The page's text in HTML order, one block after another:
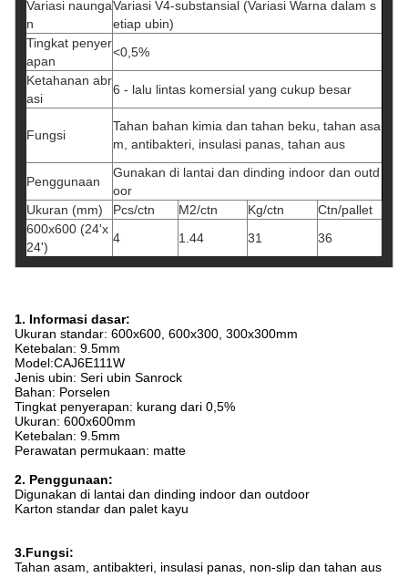
Variasi naunga
n
Variasi V4-substansial (Variasi Warna dalam s
etiap ubin)
Tingkat penyer
apan
<0,5%
Ketahanan abr
asi
6 - lalu lintas komersial yang cukup besar
Fungsi
Tahan bahan kimia dan tahan beku, tahan asa
m, antibakteri, insulasi panas, tahan aus
Penggunaan
Gunakan di lantai dan dinding indoor dan outd
oor
Ukuran (mm)
Pcs/ctn M2/ctn Kg/ctn
Ctn/pallet
600x600 (24'x
24')
4 1.44 31 36
1. Informasi dasar:
Ukuran standar: 600x600, 600x300, 300x300mm
Ketebalan: 9.5mm
Model:CAJ6E111W
Jenis ubin: Seri ubin Sanrock
Bahan: Porselen
Tingkat penyerapan: kurang dari 0,5%
Ukuran: 600x600mm
Ketebalan: 9.5mm
Perawatan permukaan: matte
2. Penggunaan:
Digunakan di lantai dan dinding indoor dan outdoor
Karton standar dan palet kayu
3.Fungsi:
Tahan asam, antibakteri, insulasi panas, non-slip dan tahan aus